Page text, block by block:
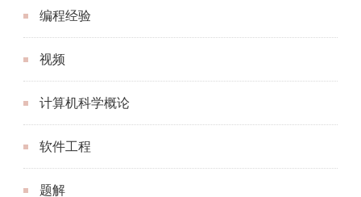
编程经验
视频
计算机科学概论
软件工程
题解